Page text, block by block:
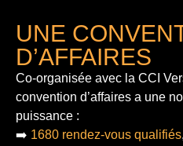
UNE
D’AFFAIRES
Co-organisée avec la CCI
convention d’affaires a une
puissance :
➡️ 1680 rendez-vous qualifiés,